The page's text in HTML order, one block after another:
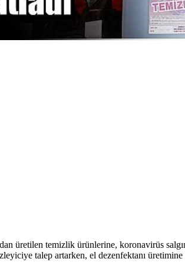
üretilen temizlik ürünlerine, koronavirüs
talep artarken, el dezenfektanı üretimine